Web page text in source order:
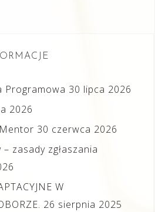
Programowa 30 lipca 2026
2026
30 czerwca 2026
zasady zgłaszania
W
26 sierpnia 2025